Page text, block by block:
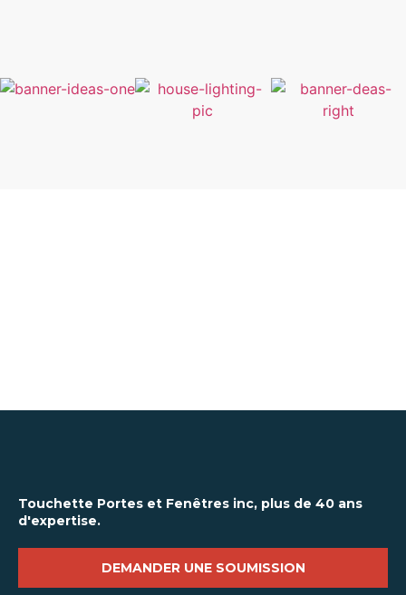
Touchette Portes et Fenêtres inc, plus de 40 ans
d'expertise.
DEMANDER UNE SOUMISSION